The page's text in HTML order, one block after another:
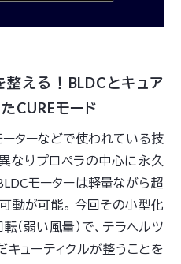
整える！BLDCとキュア
CUREモード
ーターなどで使われている技
なりプロペラの中心に永久
モーターは軽量ながら超
動が可能。 今回その小型化
（弱い風量）で、テラヘルツ
ューティクルが整うことを